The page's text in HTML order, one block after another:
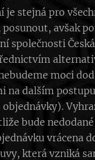
je stejná pro
avšak
společnosti
moci
na dalším
bude
vrácena
která vzniká